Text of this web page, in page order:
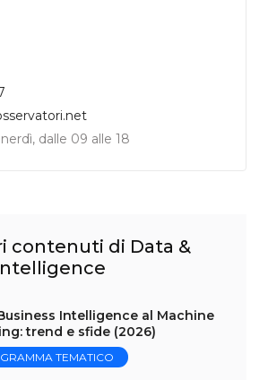
dalle 09 alle 18
contenuti di Data &
Intelligence al Machine
trend e sfide (2026)
TEMATICO